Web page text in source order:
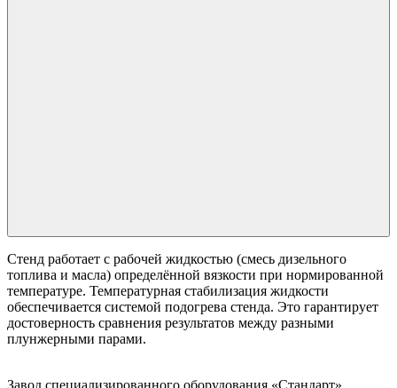
Стенд работает с рабочей жидкостью (смесь дизельного
топлива и масла) определённой вязкости при нормированной
температуре. Температурная стабилизация жидкости
обеспечивается системой подогрева стенда. Это гарантирует
достоверность сравнения результатов между разными
плунжерными парами.
Завод специализированного оборудования «Стандарт»